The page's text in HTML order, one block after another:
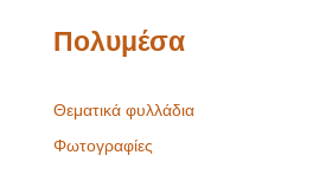
Πολυμέσα
Θεματικά φυλλάδια
Φωτογραφίες